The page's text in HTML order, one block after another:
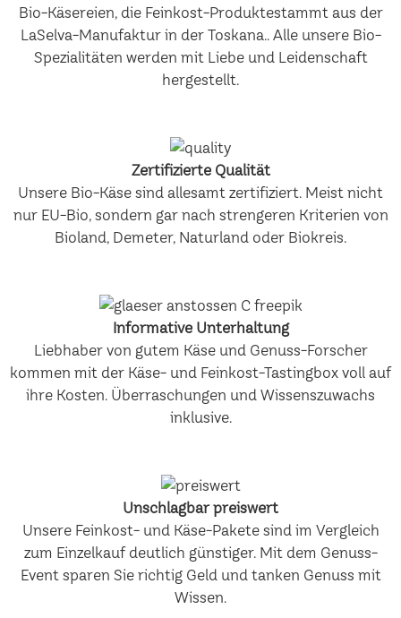
Bio-Käsereien, die Feinkost-Produktestammt aus der
LaSelva-Manufaktur in der Toskana.. Alle unsere Bio-
Spezialitäten werden mit Liebe und Leidenschaft
hergestellt.
Zertifizierte Qualität
Unsere Bio-Käse sind allesamt zertifiziert. Meist nicht
nur EU-Bio, sondern gar nach strengeren Kriterien von
Bioland, Demeter, Naturland oder Biokreis.
Informative Unterhaltung
Liebhaber von gutem Käse und Genuss-Forscher
kommen mit der Käse- und Feinkost-Tastingbox voll auf
ihre Kosten. Überraschungen und Wissenszuwachs
inklusive.
Unschlagbar preiswert
Unsere Feinkost- und Käse-Pakete sind im Vergleich
zum Einzelkauf deutlich günstiger. Mit dem Genuss-
Event sparen Sie richtig Geld und tanken Genuss mit
Wissen.